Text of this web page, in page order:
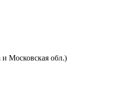
Московская обл.)